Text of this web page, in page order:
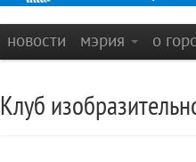
новости мэрия о
Клуб